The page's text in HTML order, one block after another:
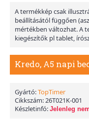
A termékkép csak
beállításától függően
mértékben változhat. A
kiegészítők pl tablet,
Gyártó:TopTimer
Cikkszám:26T021K-001
Készletinfó: Jelenleg